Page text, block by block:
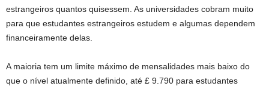
estrangeiros quantos quisessem. As universidades cobram muito
para que estudantes estrangeiros estudem e algumas dependem
financeiramente delas.
A maioria tem um limite máximo de mensalidades mais baixo do
que o nível atualmente definido, até £ 9.790 para estudantes